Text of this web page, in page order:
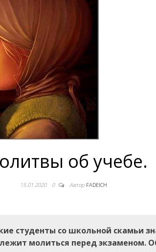
об учебе.
15.01.2020 0 Автор FADEICH
студенты со школьной скамьи
молиться перед экзаменом.